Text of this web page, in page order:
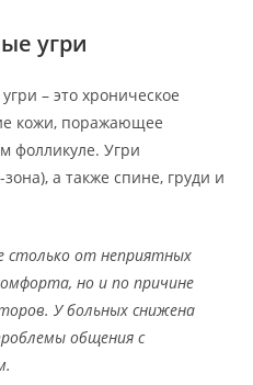
угри
– это хроническое
кожи, поражающее
фолликуле. Угри
а также спине, груди и
столько от неприятных
но и по причине
У больных снижена
общения с